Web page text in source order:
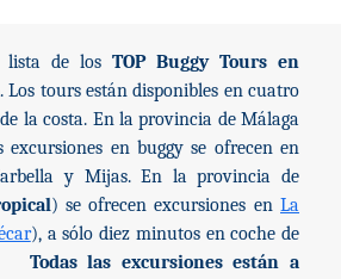
lista de los TOP Buggy Tours en
. Los tours están disponibles en cuatro
la costa. En la provincia de Málaga
excursiones en buggy se ofrecen en
y Mijas. En la provincia de
) se ofrecen excursiones enLa
), a sólo diez minutos en coche de
Todas las excursiones están a